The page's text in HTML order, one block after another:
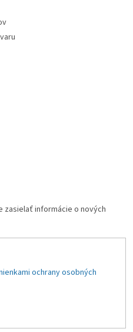
zasielať informácie o nových
ochrany osobných